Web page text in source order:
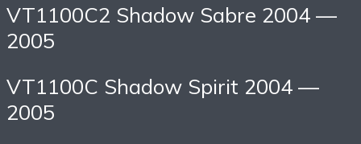
VT1100C2 Shadow Sabre 2004 —
2005
VT1100C Shadow Spirit 2004 —
2005